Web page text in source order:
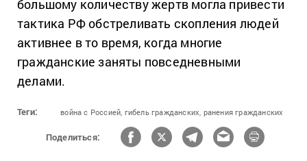
большому количеству жертв могла привести
тактика РФ обстреливать скопления людей
активнее в то время, когда многие
гражданские заняты повседневными
делами.
Теги: война с Россией, гибель гражданских, ранения гражданских
Поделиться: